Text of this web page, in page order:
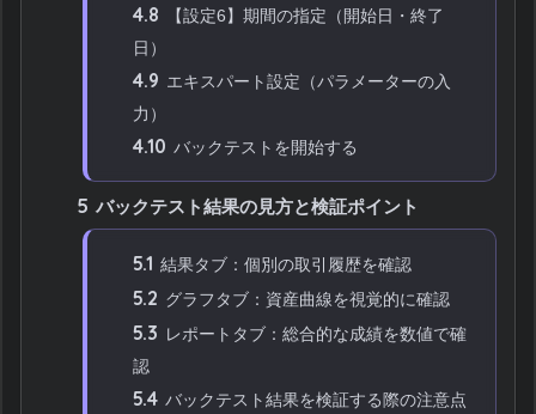
4.8
【設定6】期間の指定（開始日・終了
日）
4.9 エキスパート設定（パラメーターの入
力）
4.10 バックテストを開始する
5 バックテスト結果の見方と検証ポイント
5.1 結果タブ：個別の取引履歴を確認
5.2 グラフタブ：資産曲線を視覚的に確認
5.3 レポートタブ：総合的な成績を数値で確
認
5.4 バックテスト結果を検証する際の注意点